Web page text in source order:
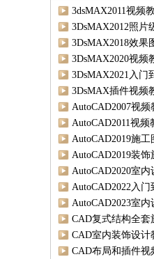
3dsMAX2011视频
3DsMAX2012照片
3DsMAX2018效果
3DsMAX2020视频
3DsMAX2021入门
3DsMAX插件视频
AutoCAD2007视频
AutoCAD2011视频
AutoCAD2019施工
AutoCAD2019装
AutoCAD2020室
AutoCAD2022入
AutoCAD2023室
CAD复式结构全套
CAD室内装饰设计
CAD布局和插件视